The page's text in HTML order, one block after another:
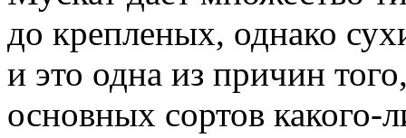
до крепленых, однако
и это одна из причин
основных сортов какого-